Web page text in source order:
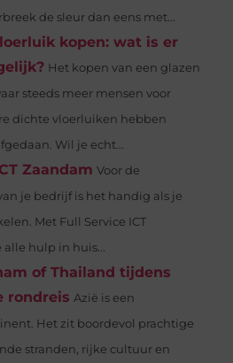
de sleur dan eens met...
kopen: wat is er
Het kopen van een glazen
steeds meer mensen voor
dichte vloerluiken hebben
Wil je echt...
Zaandam Voor de
je bedrijf is het handig als je
Met Full Service ICT
alle hulp in huis...
of Thailand tijdens
rondreis Azië is een
Het zit boordevol prachtige
stranden, rijke cultuur en